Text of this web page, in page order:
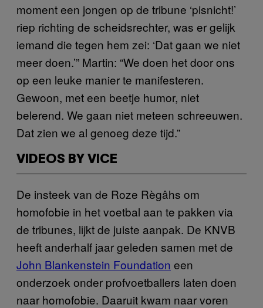
moment een jongen op de tribune ‘pisnicht!’
riep richting de scheidsrechter, was er gelijk
iemand die tegen hem zei: ‘Dat gaan we niet
meer doen.’” Martin: “We doen het door ons
op een leuke manier te manifesteren.
Gewoon, met een beetje humor, niet
belerend. We gaan niet meteen schreeuwen.
Dat zien we al genoeg deze tijd.”
VIDEOS BY VICE
De insteek van de Roze Règâhs om
homofobie in het voetbal aan te pakken via
de tribunes, lijkt de juiste aanpak. De KNVB
heeft anderhalf jaar geleden samen met de
John Blankenstein Foundation een
onderzoek onder profvoetballers laten doen
naar homofobie. Daaruit kwam naar voren